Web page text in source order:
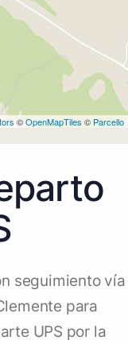
©OpenMapTiles © Parcello
seguimiento vía
para
UPS por la